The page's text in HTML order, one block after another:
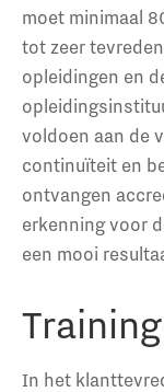
moet minimaal
tot zeer
opleidingen en
voldoen aan de
continuïteit en
ontvangen
erkenning voor
een mooi
In het